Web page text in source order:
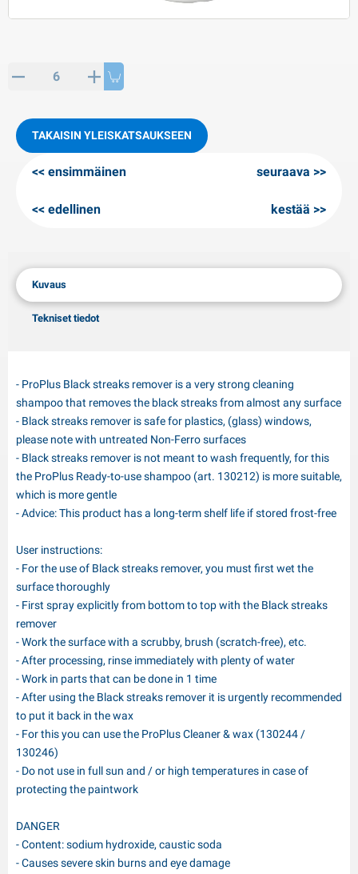
artikkeleita
TAKAISIN YLEISKATSAUKSEEN
ensimmäinen
edellinen
seuraava
kestää
Kuvaus
Tekniset tiedot
- ProPlus Black streaks remover is a very strong cleaning
shampoo that removes the black streaks from almost any surface
- Black streaks remover is safe for plastics, (glass) windows,
please note with untreated Non-Ferro surfaces
- Black streaks remover is not meant to wash frequently, for this
the ProPlus Ready-to-use shampoo (art. 130212) is more suitable,
which is more gentle
- Advice: This product has a long-term shelf life if stored frost-free
User instructions:
- For the use of Black streaks remover, you must first wet the
surface thoroughly
- First spray explicitly from bottom to top with the Black streaks
remover
- Work the surface with a scrubby, brush (scratch-free), etc.
- After processing, rinse immediately with plenty of water
- Work in parts that can be done in 1 time
- After using the Black streaks remover it is urgently recommended
to put it back in the wax
- For this you can use the ProPlus Cleaner & wax (130244 /
130246)
- Do not use in full sun and / or high temperatures in case of
protecting the paintwork
DANGER
- Content: sodium hydroxide, caustic soda
- Causes severe skin burns and eye damage